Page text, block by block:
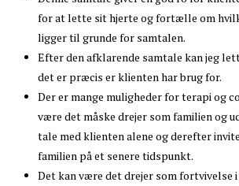
for at lette sit hjerte og fortælle om
ligger til grunde for samtalen.
Efter den afklarende samtale kan jeg
det er præcis er klienten har brug for.
Der er mange muligheder for terapi og
være det måske drejer som familien og
tale med klienten alene og derefter
familien på et senere tidspunkt.
Det kan være det drejer som fortvivelse